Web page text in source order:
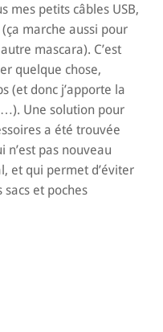
mes petits câbles USB,
marche aussi pour
mascara). C’est
quelque chose,
(et donc j’apporte la
Une solution pour
a été trouvée
n’est pas nouveau
et qui permet d’éviter
sacs et poches